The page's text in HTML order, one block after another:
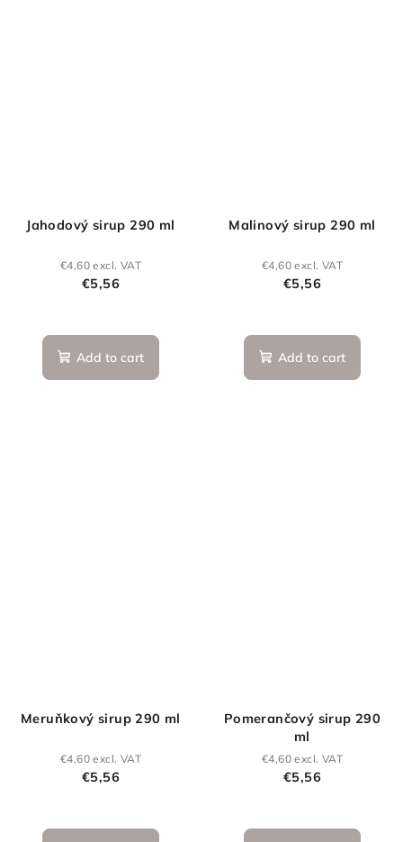
Jahodový sirup 290 ml
€4,60 excl. VAT
€5,56
Add to cart
Malinový sirup 290 ml
€4,60 excl. VAT
€5,56
Add to cart
Meruňkový sirup 290 ml
€4,60 excl. VAT
€5,56
Pomerančový sirup 290
ml
€4,60 excl. VAT
€5,56